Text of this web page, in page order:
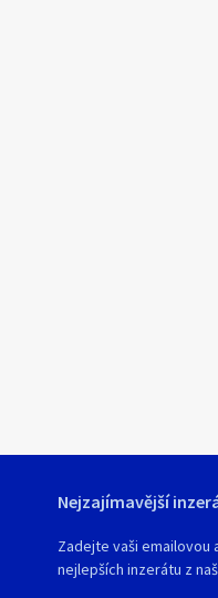
Nejzajímavější
Zadejte vaši emailovou
nejlepších inzerátu z